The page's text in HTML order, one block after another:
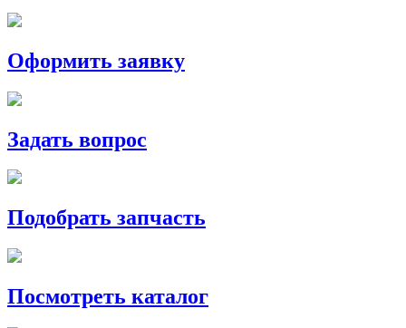
Оформить заявку
Задать вопрос
Подобрать запчасть
Посмотреть каталог